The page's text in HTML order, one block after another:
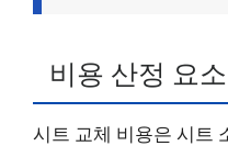
비용 산정 요소
시트 교체 비용은 시트